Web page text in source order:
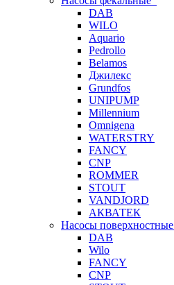
DAB
WILO
Aquario
Pedrollo
Belamos
Джилекс
Grundfos
UNIPUMP
Millennium
Omnigena
WATERSTRY
FANCY
CNP
ROMMER
STOUT
VANDJORD
АКВАТЕК
Насосы поверхностные
DAB
Wilo
FANCY
CNP